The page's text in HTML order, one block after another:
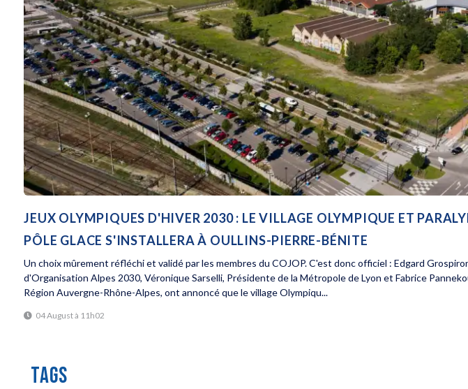
JEUX OLYMPIQUES D'HIVER 2030 : LE VILLAGE OLYMPIQUE ET
PÔLE GLACE S'INSTALLERA À OULLINS-PIERRE-BÉNITE
Un choix mûrement réfléchi et validé par les membres du COJOP. C'est donc officiel : Edgard
d'Organisation Alpes 2030, Véronique Sarselli, Présidente de la Métropole de Lyon et Fabrice
Région Auvergne-Rhône-Alpes, ont annoncé que le village Olympiqu...
04 August à 11h02
TAGS